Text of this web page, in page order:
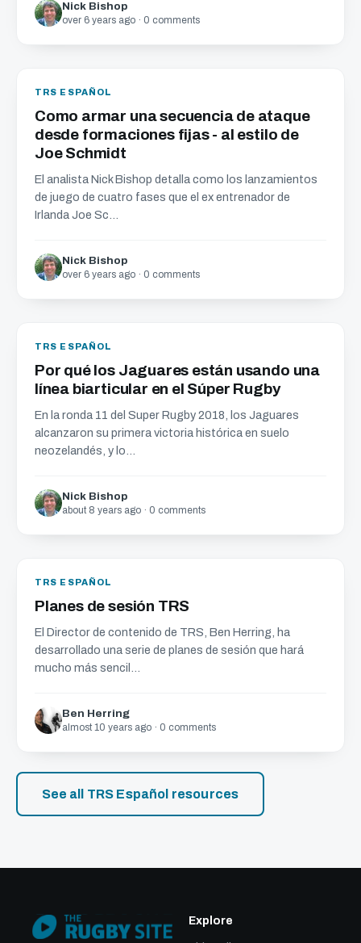
Nick Bishop
over 6 years ago · 0 comments
TRS ESPAÑOL
Como armar una secuencia de ataque
desde formaciones fijas - al estilo de
Joe Schmidt
El analista Nick Bishop detalla como los lanzamientos
de juego de cuatro fases que el ex entrenador de
Irlanda Joe Sc...
Nick Bishop
over 6 years ago · 0 comments
TRS ESPAÑOL
Por qué los Jaguares están usando una
línea biarticular en el Súper Rugby
En la ronda 11 del Super Rugby 2018, los Jaguares
alcanzaron su primera victoria histórica en suelo
neozelandés, y lo...
Nick Bishop
about 8 years ago · 0 comments
TRS ESPAÑOL
Planes de sesión TRS
El Director de contenido de TRS, Ben Herring, ha
desarrollado una serie de planes de sesión que hará
mucho más sencil...
Ben Herring
almost 10 years ago · 0 comments
See all TRS Español resources
Explore